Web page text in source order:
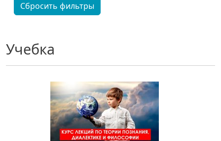
Учебка
Сбросить фильтры